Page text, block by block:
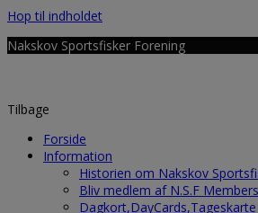
Hop til indholdet
Nakskov Sportsfisker Forening
Tilbage
Forside
Information
Historien om Nakskov
Bliv medlem af N.S.F
Dagkort,DayCards,Tageskarte